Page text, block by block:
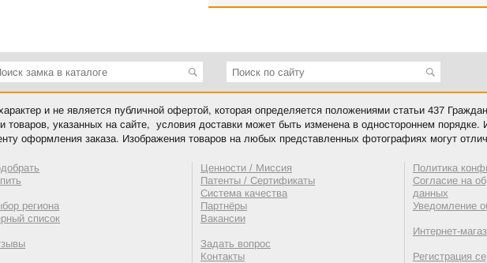
и не является публичной офертой, которая определяется положениями статьи 437
товаров, указанных на сайте, условия доставки может быть изменена в одностороннем
оформления заказа. Изображения товаров на любых представленных фотографиях могут
региона
список
Ценности / Миссия
Патенты / Сертификаты
Система качества
Партнёры
Вакансии
Задать вопрос
Контакты
Политика
Согласие на
данных
Уведомление
Интернет-
Регистрация